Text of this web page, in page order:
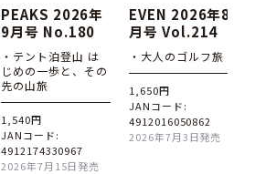
PEAKS 2026年
9月号 No.180
・テント泊登山 は
じめの一歩と、その
先の山旅
1,540円
JANコード:
4912174330967
2026年7月15日発売
EVEN 2026年8
月号 Vol.214
・大人のゴルフ旅
1,650円
JANコード:
4912016050862
2026年7月3日発売